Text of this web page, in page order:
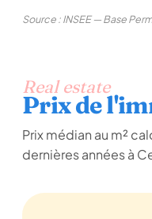
Source : INSEE — Base
Real estate
Prix de
Prix médian au m²
dernières années à